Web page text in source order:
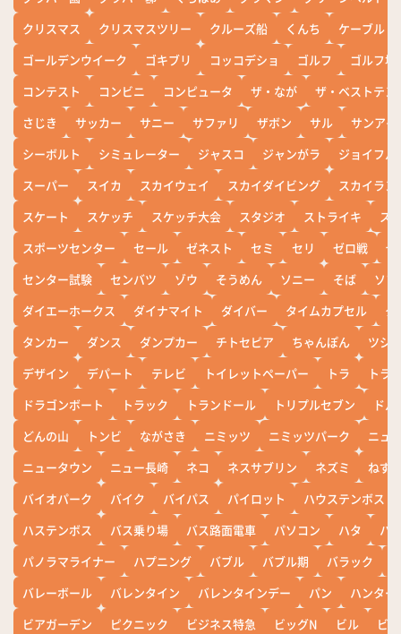
クリスマス
クリスマスツリー クルーズ船 くんち
ケーブル
ゴールデンウイーク
ゴキブリ コッコデショ ゴルフ
ゴルフ場
コンテスト
コンビニ コンピュータ ザ・なが
ザ・ベストテン
さじき
サッカー サニー サファリ ザボン サル
サンアイ
シーボルト
シミュレーター ジャスコ ジャンがラ
ジョイフル
スーパー
スイカ スカイウェイ スカイダイビング
スカイラン
スケート
スケッチ スケッチ大会 スタジオ ストライキ
ス
スポーツセンター
セール ゼネスト セミ セリ ゼロ戦
ぜ
センター試験
センバツ ゾウ そうめん ソニー そば
ソ
ダイエーホークス
ダイナマイト ダイバー タイムカプセル
タ
タンカー
ダンス ダンプカー チトセピア ちゃんぽん
ツシ
デザイン
デパート テレビ トイレットペーパー トラ
トラ
ドラゴンボート
トラック トランドール トリプルセブン
ド
どんの山
トンビ ながさき ニミッツ ニミッツパーク
ニュ
ニュータウン
ニュー長崎 ネコ ネスサブリン ネズミ
ねず
バイオパーク
バイク バイパス パイロット
ハウステンボス
ハステンボス
バス乗り場 バス路面電車 パソコン ハタ
ハ
パノラマライナー
ハプニング バブル バブル期 バラック
バレーボール
バレンタイン バレンタインデー パン
ハンター
ビアガーデン
ピクニック ビジネス特急 ビッグN ビル
ビワ